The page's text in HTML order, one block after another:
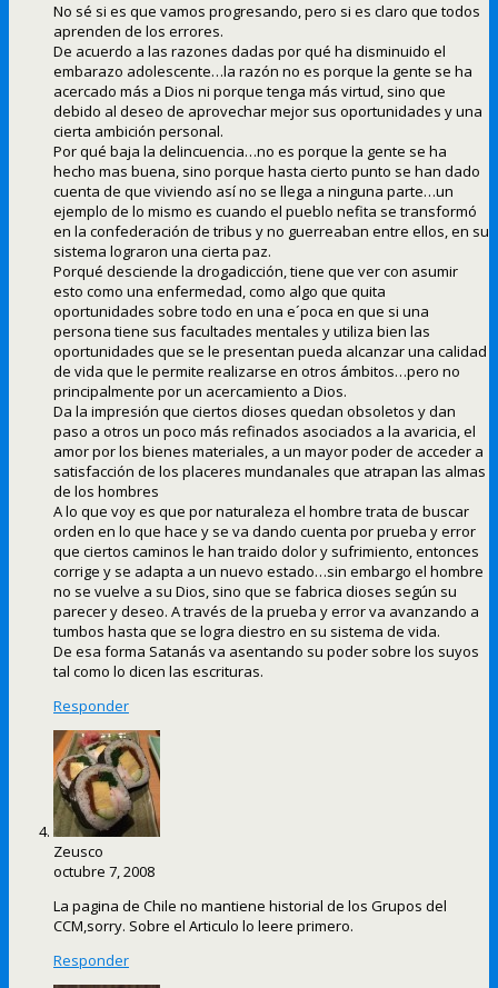
No sé si es que vamos progresando, pero si es claro que todos
aprenden de los errores.
De acuerdo a las razones dadas por qué ha disminuido el
embarazo adolescente…la razón no es porque la gente se ha
acercado más a Dios ni porque tenga más virtud, sino que
debido al deseo de aprovechar mejor sus oportunidades y una
cierta ambición personal.
Por qué baja la delincuencia…no es porque la gente se ha
hecho mas buena, sino porque hasta cierto punto se han dado
cuenta de que viviendo así no se llega a ninguna parte…un
ejemplo de lo mismo es cuando el pueblo nefita se transformó
en la confederación de tribus y no guerreaban entre ellos, en su
sistema lograron una cierta paz.
Porqué desciende la drogadicción, tiene que ver con asumir
esto como una enfermedad, como algo que quita
oportunidades sobre todo en una e´poca en que si una
persona tiene sus facultades mentales y utiliza bien las
oportunidades que se le presentan pueda alcanzar una calidad
de vida que le permite realizarse en otros ámbitos…pero no
principalmente por un acercamiento a Dios.
Da la impresión que ciertos dioses quedan obsoletos y dan
paso a otros un poco más refinados asociados a la avaricia, el
amor por los bienes materiales, a un mayor poder de acceder a
satisfacción de los placeres mundanales que atrapan las almas
de los hombres
A lo que voy es que por naturaleza el hombre trata de buscar
orden en lo que hace y se va dando cuenta por prueba y error
que ciertos caminos le han traido dolor y sufrimiento, entonces
corrige y se adapta a un nuevo estado…sin embargo el hombre
no se vuelve a su Dios, sino que se fabrica dioses según su
parecer y deseo. A través de la prueba y error va avanzando a
tumbos hasta que se logra diestro en su sistema de vida.
De esa forma Satanás va asentando su poder sobre los suyos
tal como lo dicen las escrituras.
Responder
Zeusco
octubre 7, 2008
La pagina de Chile no mantiene historial de los Grupos del
CCM,sorry. Sobre el Articulo lo leere primero.
Responder